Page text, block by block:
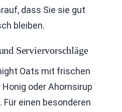
dass Sie sie gut
bleiben.
Serviervorschläge
Oats mit frischen
oder Ahornsirup
einen besonderen